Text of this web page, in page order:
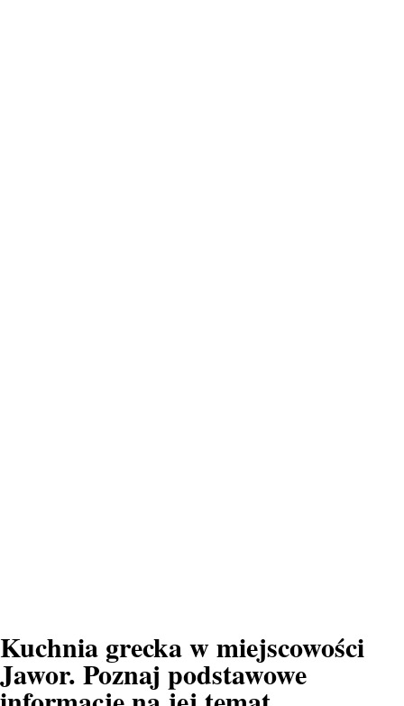
Kuchnia grecka w miejscowości
Jawor. Poznaj podstawowe